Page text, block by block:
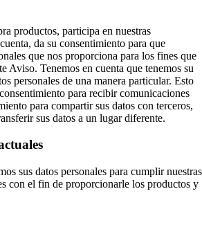
productos, participa en nuestras
da su consentimiento para que
que nos proporciona para los fines que
Aviso. Tenemos en cuenta que tenemos su
personales de una manera particular. Esto
para recibir comunicaciones
para compartir sus datos con terceros,
sus datos a un lugar diferente.
sus datos personales para cumplir nuestras
con el fin de proporcionarle los productos y